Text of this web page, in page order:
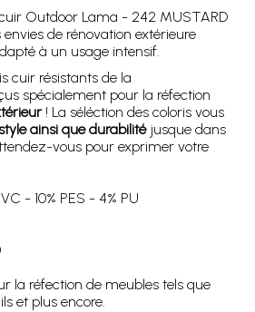
Outdoor Lama - 242 MUSTARD
de rénovation extérieure
à un usage intensif.
cuir résistants de la
spécialement pour la réfection
! La séléction des coloris vous
style ainsi que durabilitéjusque dans
vous pour exprimer votre
- 10% PES - 4% PU
la réfection de meubles tels que
et plus encore.